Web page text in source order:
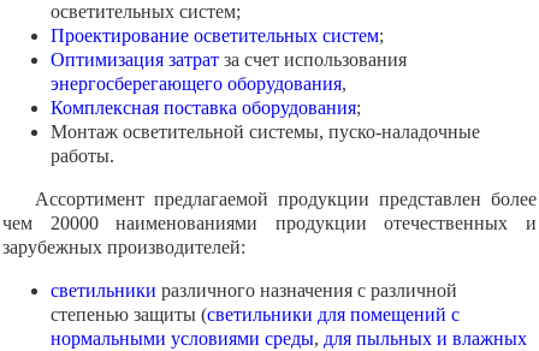
осветительных систем;
Проектирование осветительных систем;
Оптимизация затрат за счет использования
энергосберегающего оборудования,
Комплексная поставка оборудования;
Монтаж осветительной системы, пуско-наладочные
работы.
Ассортимент предлагаемой продукции представлен более
чем 20000 наименованиями продукции отечественных и
зарубежных производителей:
светильники различного назначения с различной
степенью защиты (светильники для помещений с
нормальными условиями среды, для пыльных и влажных